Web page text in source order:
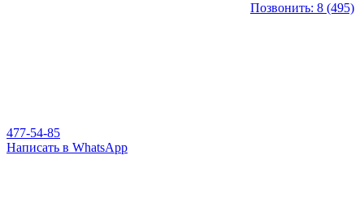
Позвонить: 8 (495)
477-54-85
Написать в WhatsApp